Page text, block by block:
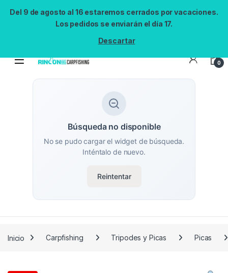
Del 9 de agosto al 16 estaremos cerrados por vacaciones.
Los pedidos se enviarán el día 17.
Descartar
0
Búsqueda no disponible
No se pudo cargar el widget de búsqueda.
Inténtalo de nuevo.
Reintentar
Inicio Carpfishing Tripodes y Picas Picas